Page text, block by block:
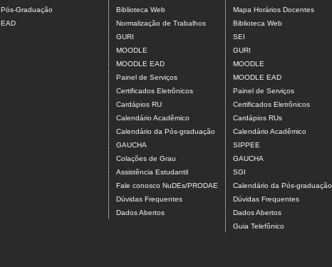
Pós-Graduação
EAD
Biblioteca Web
Normalização de Trabalhos
GURI
MOODLE
MOODLE EAD
Painel de Serviços
Certificados Eletrônicos
Cardápios RU
Calendário Acadêmico
Calendário da Pós-graduação
GAUCHA
Colações de Grau
Assistência Estudantil
Fale conosco NuDEs/PRODAE
Dúvidas Frequentes
Dados Abertos
Mapa Horários Docentes
Biblioteca Web
SEI
GURI
MOODLE
MOODLE EAD
Painel de Serviços
Certificados Eletrônicos
Cardápios RUs
Calendário Acadêmico
SIPPEE
GAUCHA
SGI
Calendário da Pós-graduação
Dúvidas Frequentes
Dados Abertos
Guia Telefônico